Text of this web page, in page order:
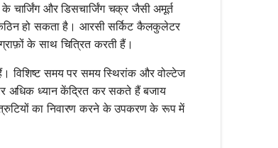
चार्जिंग और डिसचार्जिंग चक्र जैसी अमूर्त
हो सकता है। आरसी सर्किट कैलकुलेटर
के साथ चित्रित करती हैं।
विशिष्ट समय पर समय स्थिरांक और वोल्टेज
अधिक ध्यान केंद्रित कर सकते हैं बजाय
का निवारण करने के उपकरण के रूप में